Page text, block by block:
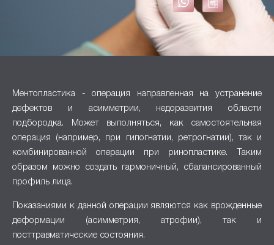
Ментопластика - операция направленная на устранение
дефектов и асимметрии, недоразвития области
подбородка. Может выполняться, как самостоятельная
операция (например, при гипогнатии, ретрогнатии), так и
комбинированной операции при ринопластике. Таким
образом можно создать гармоничный, сбалансированный
профиль лица.
Показаниями к данной операции являются как врожденные
деформации (асимметрия, атрофии), так и
посттравматические состояния.